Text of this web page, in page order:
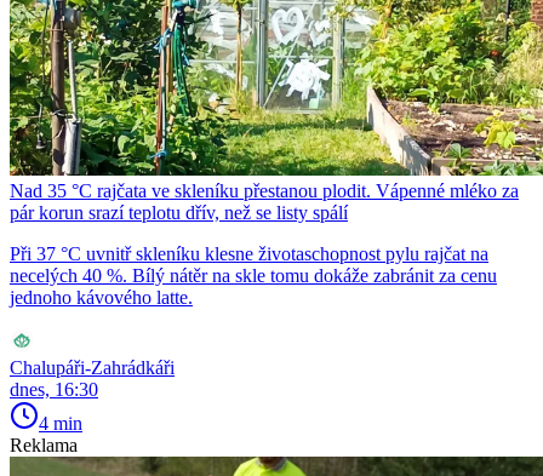
Nad 35 °C rajčata ve skleníku přestanou plodit. Vápenné mléko za
pár korun srazí teplotu dřív, než se listy spálí
Při 37 °C uvnitř skleníku klesne životaschopnost pylu rajčat na
necelých 40 %. Bílý nátěr na skle tomu dokáže zabránit za cenu
jednoho kávového latte.
Chalupáři-Zahrádkáři
dnes, 16:30
4 min
Reklama